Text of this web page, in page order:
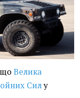
що Велика
Силу